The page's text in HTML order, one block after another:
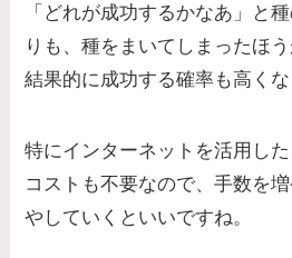
「どれが成功するかなあ」と
りも、種をまいてしまったほ
結果的に成功する確率も高くな
特にインターネットを活用し
コストも不要なので、手数を
やしていくといいですね。